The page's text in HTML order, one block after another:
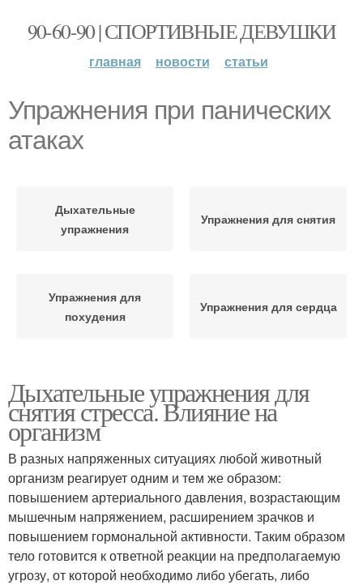
90-60-90 | СПОРТИВНЫЕ ДЕВУШКИ
главная новости статьи
Упражнения при панических
атаках
Дыхательные
упражнения
Упражнения для снятия
Упражнения для
похудения
Упражнения для сердца
Дыхательные упражнения для
снятия стресса. Влияние на
организм
В разных напряженных ситуациях любой животный
организм реагирует одним и тем же образом:
повышением артериального давления, возрастающим
мышечным напряжением, расширением зрачков и
повышением гормональной активности. Таким образом
тело готовится к ответной реакции на предполагаемую
угрозу, от которой необходимо либо убегать, либо